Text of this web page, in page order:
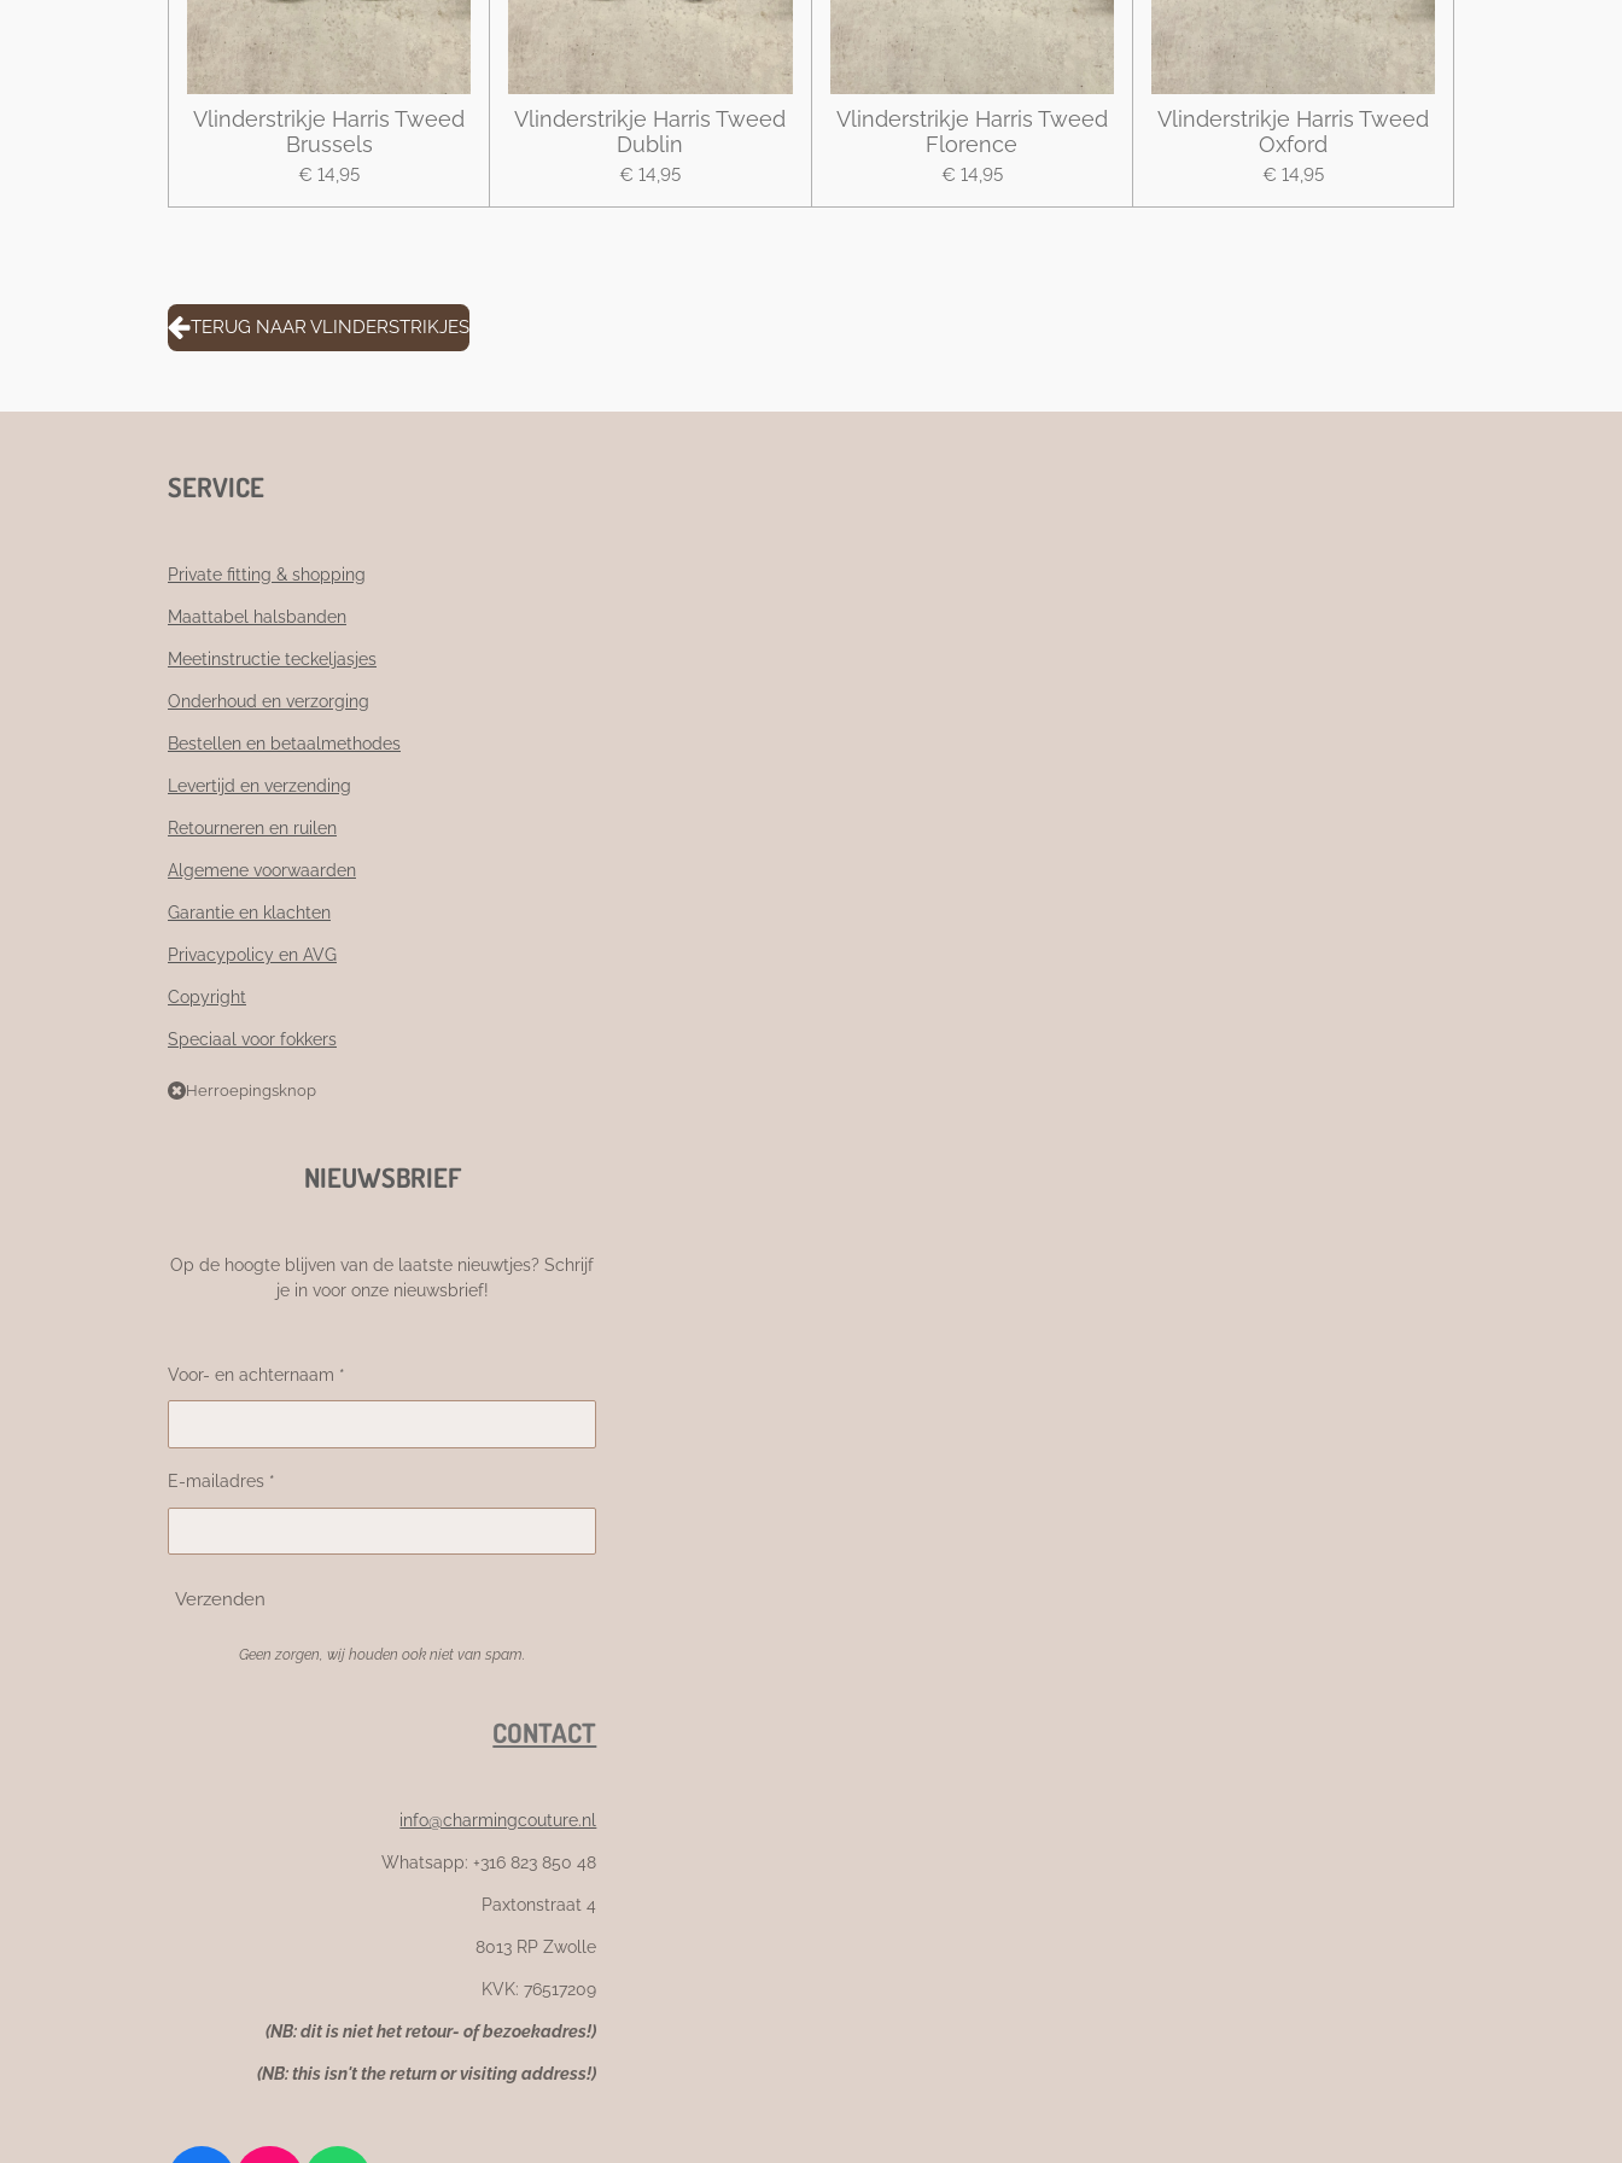
Vlinderstrikje Harris Tweed
Brussels
€ 14,95
Vlinderstrikje Harris Tweed
Dublin
€ 14,95
Vlinderstrikje Harris Tweed
Florence
€ 14,95
Vlinderstrikje Harris Tweed
Oxford
€ 14,95
TERUG NAAR VLINDERSTRIKJES
SERVICE
Private fitting & shopping
Maattabel halsbanden
Meetinstructie teckeljasjes
Onderhoud en verzorging
Bestellen en betaalmethodes
Levertijd en verzending
Retourneren en ruilen
Algemene voorwaarden
Garantie en klachten
Privacypolicy en AVG
Copyright
Speciaal voor fokkers
Herroepingsknop
NIEUWSBRIEF
Op de hoogte blijven van de laatste nieuwtjes? Schrijf
je in voor onze nieuwsbrief!
Voor- en achternaam *
E-mailadres *
Verzenden
Geen zorgen, wij houden ook niet van spam.
CONTACT
info@charmingcouture.nl
Whatsapp: +316 823 850 48
Paxtonstraat 4
8013 RP Zwolle
KVK: 76517209
(NB: dit is niet het retour- of bezoekadres!)
(NB: this isn't the return or visiting address!)